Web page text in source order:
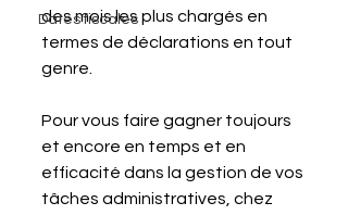
Dates fiscales
des mois les plus chargés en
termes de déclarations en tout
genre.
Pour vous faire gagner toujours
et encore en temps et en
efficacité dans la gestion de vos
tâches administratives, chez